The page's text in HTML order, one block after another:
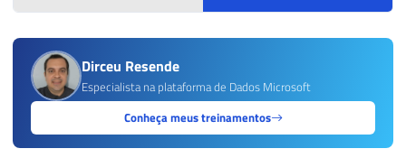
Dirceu Resende
Especialista na plataforma de Dados Microsoft
Conheça meus treinamentos